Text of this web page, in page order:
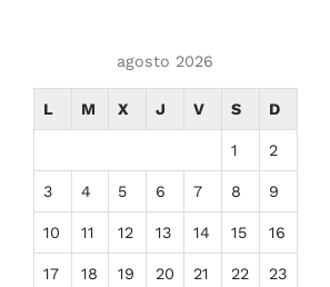
agosto 2026
L M X J V S D
1 2
3 4 5 6 7 8 9
10 11 12 13 14 15 16
17 18 19 20 21 22 23